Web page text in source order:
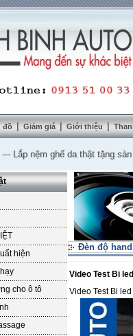
đồ | Giảm giá | Giới thiệu |
nệm ghế da thật tặng sàn da ---
hiện
cho ô tô
Đèn độ
Video Test Bi
Video Test Bi